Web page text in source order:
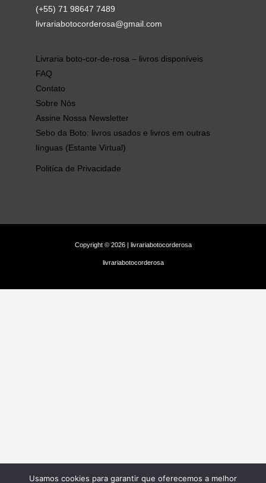
(+55) 71 98647 7489
livrariabotocorderosa@gmail.com
Livraria boto-cor-de-rosa – livros disponíveis
FAQ
Contato
Sobre Nós
Assine Nossa Newsletter
Sebo da Boto: livros usados e livros em outras
línguas (Estante Virtual)
Politíca de Privacidade
Copyright © 2026 | livrariabotocorderosa
livrariabotocorderosa
Usamos cookies para garantir que oferecemos a melhor